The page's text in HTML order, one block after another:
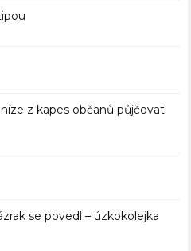
z kapes občanů půjčovat
se povedl – úzkokolejka